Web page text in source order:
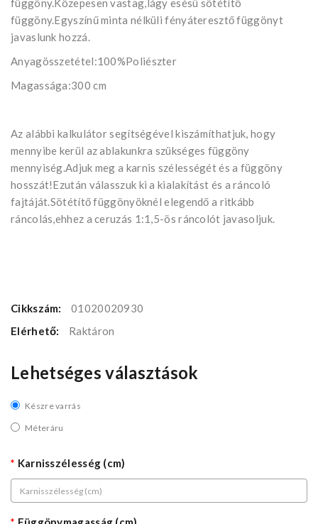
függöny.Közepesen vastag,lágy esésü sötétítö
függöny.Egyszínű minta nélküli fényáteresztő függönyt
javaslunk hozzá.
Anyagösszetétel:100%Poliészter
Magassága:300 cm
Az alábbi kalkulátor segítségével kiszámíthatjuk, hogy
mennyibe kerül az ablakunkra szükséges függöny
mennyiség.Adjuk meg a karnis szélességét és a függöny
hosszát!Ezután válasszuk ki a kialakítást és a ráncoló
fajtáját.Sötétítő függönyöknél elegendő a ritkább
ráncolás,ehhez a ceruzás 1:1,5-ös ráncolót javasoljuk.
Cikkszám:
01020020930
Elérhető:
Raktáron
Lehetséges választások
Készre varrás
Méteráru
Karnisszélesség (cm)